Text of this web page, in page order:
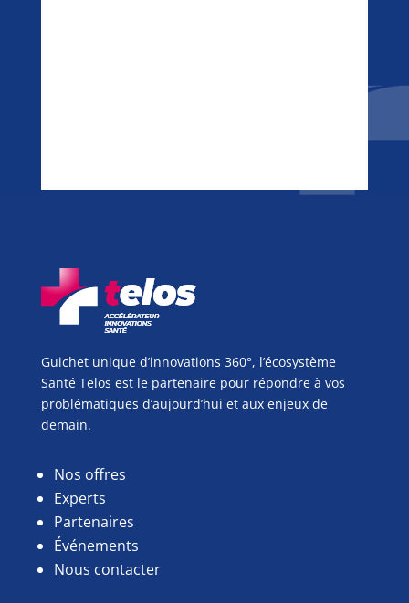
Guichet unique d’innovations 360°, l’écosystème
Santé Telos est le partenaire pour répondre à vos
problématiques d’aujourd’hui et aux enjeux de
demain.
Nos offres
Experts
Partenaires
Événements
Nous contacter